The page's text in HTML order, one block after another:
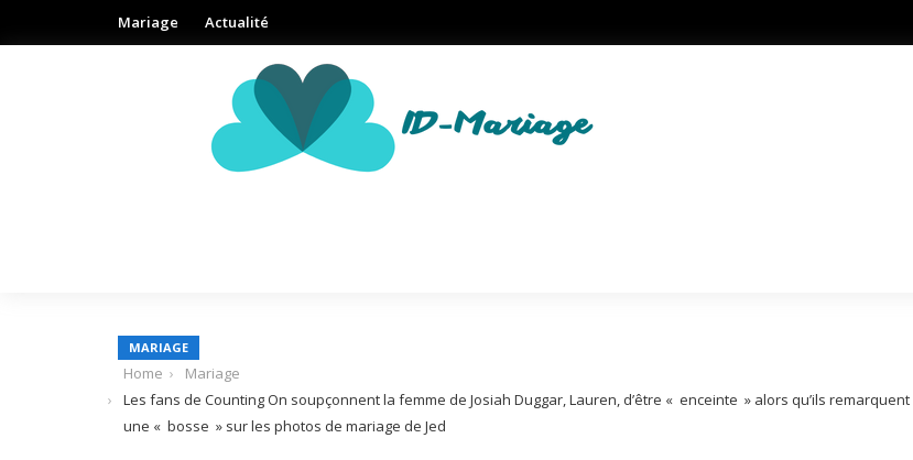
Mariage Actualité
MARIAGE
Home
Mariage
Les fans de Counting On soupçonnent la femme de Josiah Duggar, Lauren, d’être « enceinte » alors qu’ils remarquent
une « bosse » sur les photos de mariage de Jed